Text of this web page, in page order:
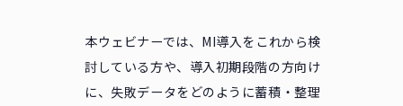
本ウェビナーでは、MI導入をこれから検
討している方や、導入初期段階の方向け
に、失敗データをどのように蓄積・整理